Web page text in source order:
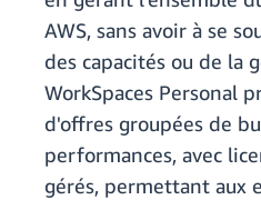
AWS, sans avoir à se
des capacités ou de la
WorkSpaces Personal
d'offres groupées de
performances, avec
gérés, permettant aux